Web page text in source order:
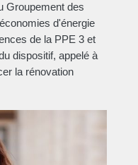
Groupement des
d'énergie
de la PPE 3 et
dispositif, appelé à
la rénovation